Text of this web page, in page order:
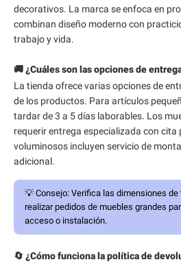
decorativos. La marca se enfoca en
combinan diseño moderno con
trabajo y vida.
🚚 ¿Cuáles son las opciones de
La tienda ofrece varias opciones de
de los productos. Para artículos
tardar de 3 a 5 días laborables. Los
requerir entrega especializada con
voluminosos incluyen servicio de
adicional.
💡 Consejo: Verifica las dimensiones
realizar pedidos de muebles grandes
acceso o instalación.
🔄 ¿Cómo funciona la política de